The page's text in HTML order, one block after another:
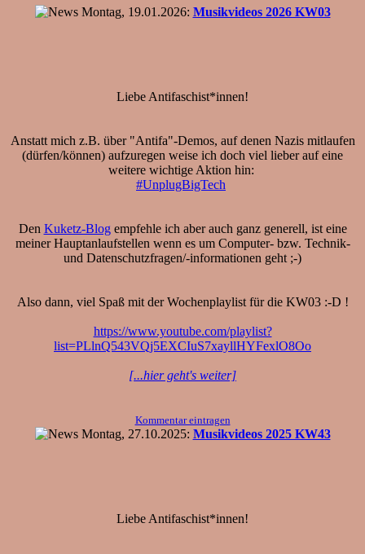
Montag, 19.01.2026: Musikvideos 2026 KW03
Liebe Antifaschist*innen!
Anstatt mich z.B. über "Antifa"-Demos, auf denen Nazis mitlaufen
(dürfen/können) aufzuregen weise ich doch viel lieber auf eine
weitere wichtige Aktion hin:
#UnplugBigTech
Den Kuketz-Blogempfehle ich aber auch ganz generell, ist eine
meiner Hauptanlaufstellen wenn es um Computer- bzw. Technik-
und Datenschutzfragen/-informationen geht ;-)
Also dann, viel Spaß mit der Wochenplaylist für die KW03 :-D !
https://www.youtube.com/playlist?
list=PLlnQ543VQj5EXCIuS7xayllHYFexlO8Oo
[...hier geht's weiter]
Kommentar eintragen
Montag, 27.10.2025: Musikvideos 2025 KW43
Liebe Antifaschist*innen!